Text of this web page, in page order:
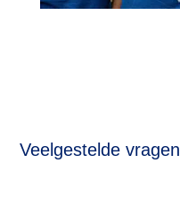
Veelgestelde vragen